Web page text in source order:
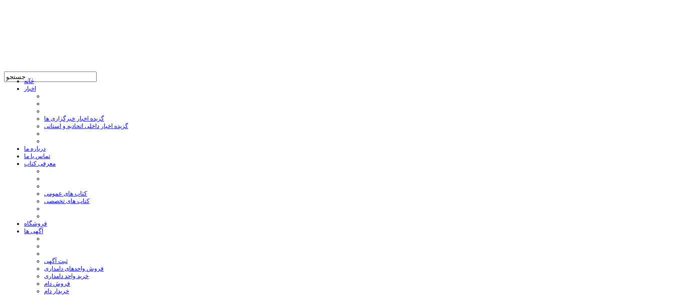
خانه
اخبار
گزیده اخبار خبرگزاری ها
گزیده اخبار داخلی اتحادیه و استانی
درباره ما
تماس با ما
معرفی کتاب
کتاب های عمومی
کتاب های تخصصی
فروشگاه
آگهی ها
ثبت آگهی
فروش واحدهای دامداری
خرید واحد دامداری
فروش دام
خریدار دام